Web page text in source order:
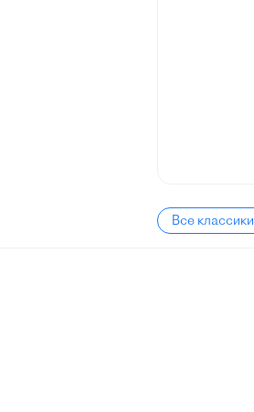
Все классики